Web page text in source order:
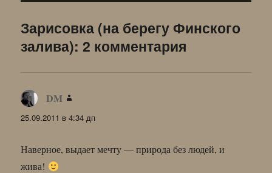
Зарисовка (на берегу Финского
залива): 2 комментария
DM
25.09.2011 в 4:34 дп
Наверное, выдает мечту — природа без людей, и
жива!